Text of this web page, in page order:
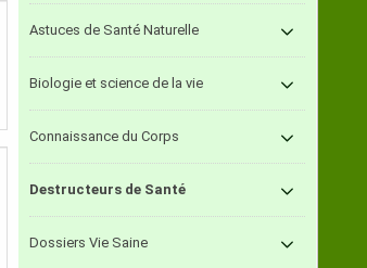
Astuces de Santé Naturelle
Biologie et science de la vie
Connaissance du Corps
Destructeurs de Santé
Dossiers Vie Saine